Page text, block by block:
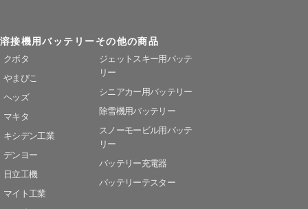
溶接機用バッテリー
クボタ
やまびこ
ヘッズ
マキタ
キシデン工業
デンヨー
日立工機
マイト工業
その他の商品
ジェットスキー用バッテ
リー
シニアカー用バッテリー
除雪機用バッテリー
スノーモービル用バッテ
リー
バッテリー充電器
バッテリーテスター